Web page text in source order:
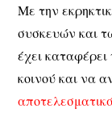
Με την
συσκευών και
έχει
κοινού και να